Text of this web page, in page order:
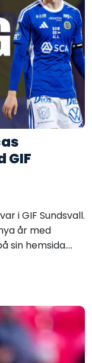
GIF
i GIF Sundsvall.
år med
sin hemsida....